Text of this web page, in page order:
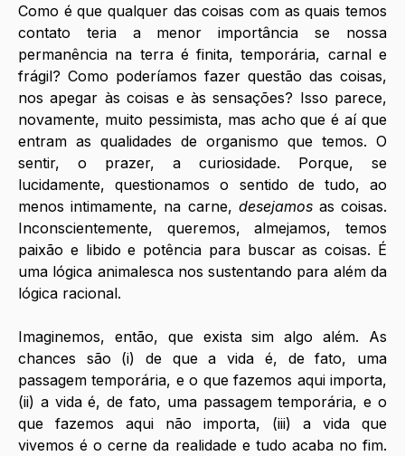
Como é que qualquer das coisas com as quais temos
contato teria a menor importância se nossa
permanência na terra é finita, temporária, carnal e
frágil? Como poderíamos fazer questão das coisas,
nos apegar às coisas e às sensações? Isso parece,
novamente, muito pessimista, mas acho que é aí que
entram as qualidades de organismo que temos. O
sentir, o prazer, a curiosidade. Porque, se
lucidamente, questionamos o sentido de tudo, ao
menos intimamente, na carne, desejamos as coisas.
Inconscientemente, queremos, almejamos, temos
paixão e libido e potência para buscar as coisas. É
uma lógica animalesca nos sustentando para além da
lógica racional.
Imaginemos, então, que exista sim algo além. As
chances são (i) de que a vida é, de fato, uma
passagem temporária, e o que fazemos aqui importa,
(ii) a vida é, de fato, uma passagem temporária, e o
que fazemos aqui não importa, (iii) a vida que
vivemos é o cerne da realidade e tudo acaba no fim.